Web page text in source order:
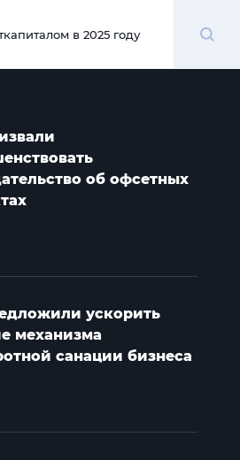
в 2025 году
об офсетных
ускорить
механизма
санации бизнеса